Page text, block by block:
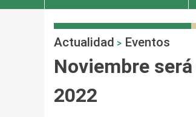
Actualidad > Eventos
Noviembre
2022